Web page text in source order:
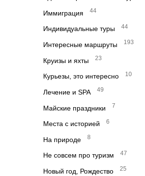
Иммиграция 44
Индивидуальные туры 44
Интересные маршруты 193
Круизы и яхты 23
Курьезы, это интересно 10
Лечение и SPA 49
Майские праздники 7
Места с историей 6
На природе 8
Не совсем про туризм 47
Новый год, Рождество 25